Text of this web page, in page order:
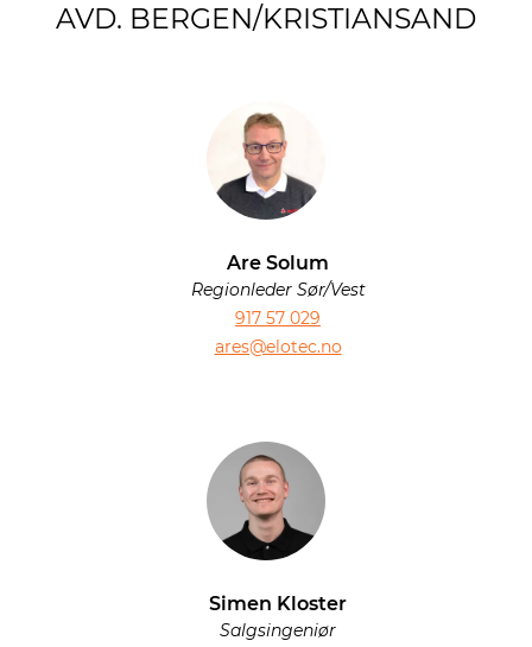
AVD. BERGEN/KRISTIANSAND
Are Solum
Regionleder Sør/Vest
917 57 029
ares@elotec.no
Simen Kloster
Salgsingeniør